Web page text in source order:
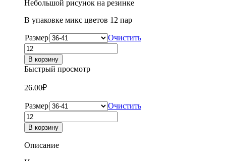
Небольшой рисунок на резинке
В упаковке микс цветов 12 пар
Размер
Очистить
Количество
товара
Носки
детские
короткие
для
мальчиков
в
сеточку
Вальс
В корзину
Быстрый просмотр
26.00₽
Размер
Очистить
Количество
товара
Носки
детские
В корзину
Описание